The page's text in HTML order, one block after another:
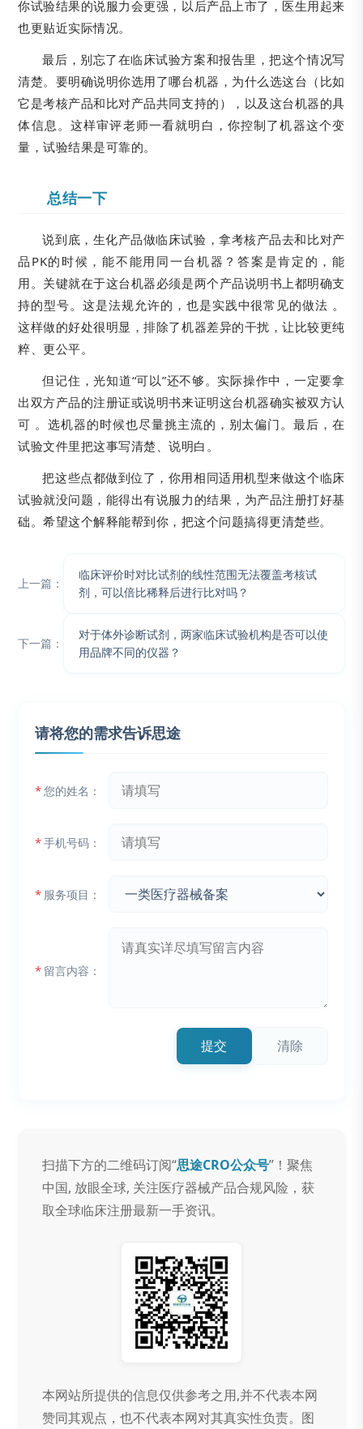
你试验结果的说服力会更强，以后产品上市了，医生用起来
也更贴近实际情况。
最后，别忘了在临床试验方案和报告里，把这个情况写
清楚。要明确说明你选用了哪台机器，为什么选这台（比如
它是考核产品和比对产品共同支持的），以及这台机器的具
体信息。这样审评老师一看就明白，你控制了机器这个变
量，试验结果是可靠的。
总结一下
说到底，生化产品做临床试验，拿考核产品去和比对产
品PK的时候，能不能用同一台机器？答案是肯定的，能
用。关键就在于这台机器必须是两个产品说明书上都明确支
持的型号。这是法规允许的，也是实践中很常见的做法 。
这样做的好处很明显，排除了机器差异的干扰，让比较更纯
粹、更公平。
但记住，光知道“可以”还不够。实际操作中，一定要拿
出双方产品的注册证或说明书来证明这台机器确实被双方认
可 。选机器的时候也尽量挑主流的，别太偏门。最后，在
试验文件里把这事写清楚、说明白。
把这些点都做到位了，你用相同适用机型来做这个临床
试验就没问题，能得出有说服力的结果，为产品注册打好基
础。希望这个解释能帮到你，把这个问题搞得更清楚些。
上一篇：
临床评价时对比试剂的线性范围无法覆盖考核试
剂，可以倍比稀释后进行比对吗？
下一篇：
对于体外诊断试剂，两家临床试验机构是否可以使
用品牌不同的仪器？
请将您的需求告诉思途
*您的姓名：
*手机号码：
* 服务项目：
* 留言内容：
提交 清除
扫描下方的二维码订阅“思途CRO公众号”！聚焦
中国, 放眼全球, 关注医疗器械产品合规风险，获
取全球临床注册最新一手资讯。
本网站所提供的信息仅供参考之用,并不代表本网
赞同其观点，也不代表本网对其真实性负责。图